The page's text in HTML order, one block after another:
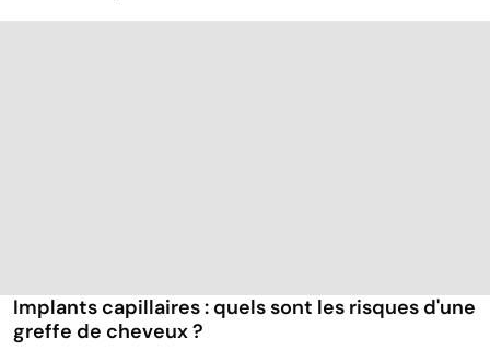
Implants capillaires : quels sont les risques d'une
greffe de cheveux ?